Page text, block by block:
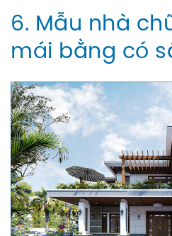
6. Mẫu nhà
mái bằng có